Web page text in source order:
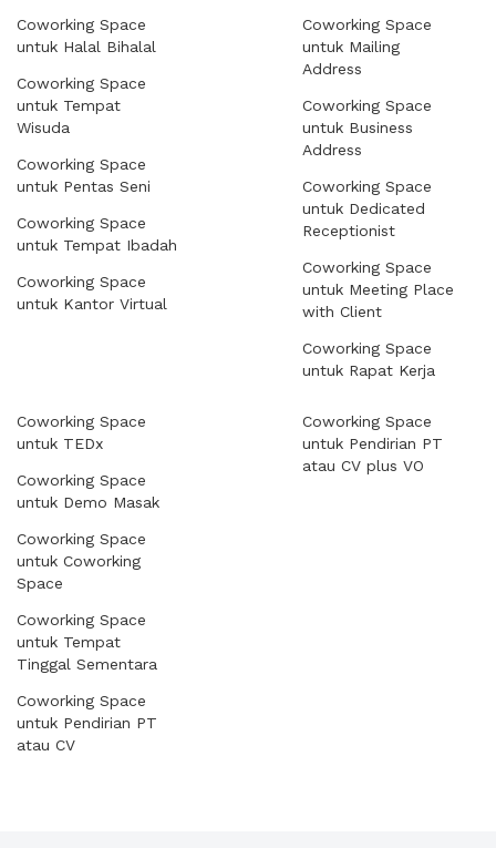
Coworking Space
untuk Halal Bihalal
Coworking Space
untuk Tempat
Wisuda
Coworking Space
untuk Pentas Seni
Coworking Space
untuk Tempat Ibadah
Coworking Space
untuk Kantor Virtual
Coworking Space
untuk Mailing
Address
Coworking Space
untuk Business
Address
Coworking Space
untuk Dedicated
Receptionist
Coworking Space
untuk Meeting Place
with Client
Coworking Space
untuk Rapat Kerja
Coworking Space
untuk TEDx
Coworking Space
untuk Demo Masak
Coworking Space
untuk Coworking
Space
Coworking Space
untuk Tempat
Tinggal Sementara
Coworking Space
untuk Pendirian PT
atau CV
Coworking Space
untuk Pendirian PT
atau CV plus VO